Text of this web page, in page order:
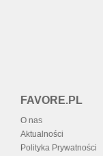
FAVORE.PL
O nas
Aktualności
Polityka Prywatności